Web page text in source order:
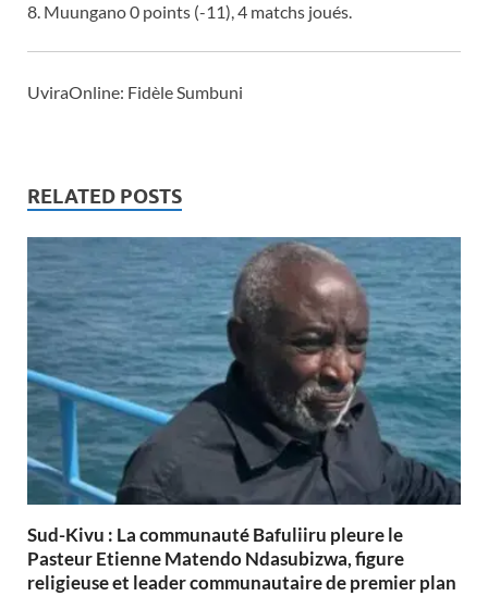
8. Muungano 0 points (-11), 4 matchs joués.
UviraOnline: Fidèle Sumbuni
RELATED POSTS
Sud-Kivu : La communauté Bafuliiru pleure le
Pasteur Etienne Matendo Ndasubizwa, figure
religieuse et leader communautaire de premier plan